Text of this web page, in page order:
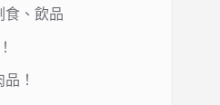
食、飲品
！